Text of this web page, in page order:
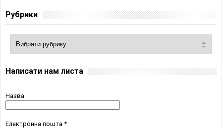
Рубрики
Написати нам листа
Назва
Електронна пошта *